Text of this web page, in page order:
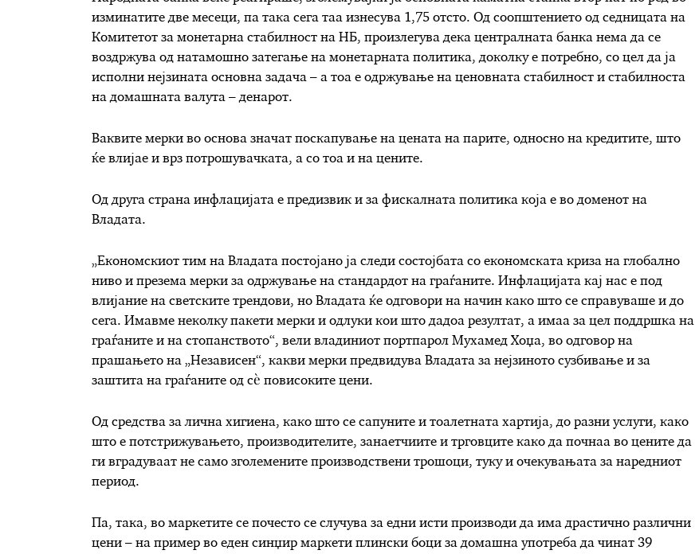
изминатите две месеци, па така сега таа изнесува 1,75 отсто. Од соопштението од седницата на
Комитетот за монетарна стабилност на НБ, произлегува дека централната банка нема да се
воздржува од натамошно затегање на монетарната политика, доколку е потребно, со цел да ја
исполни нејзината основна задача – а тоа е одржување на ценовната стабилност и стабилноста
на домашната валута – денарот.
Ваквите мерки во основа значат поскапување на цената на парите, односно на кредитите, што
ќе влијае и врз потрошувачката, а со тоа и на цените.
Од друга страна инфлацијата е предизвик и за фискалната политика која е во доменот на
Владата.
„Економскиот тим на Владата постојано ја следи состојбата со економската криза на глобално
ниво и презема мерки за одржување на стандардот на граѓаните. Инфлацијата кај нас е под
влијание на светските трендови, но Владата ќе одговори на начин како што се справуваше и до
сега. Имавме неколку пакети мерки и одлуки кои што дадоа резултат, а имаа за цел поддршка на
граѓаните и на стопанството“, вели владиниот портпарол Мухамед Хоџа, во одговор на
прашањето на „Независен“, какви мерки предвидува Владата за нејзиното сузбивање и за
заштита на граѓаните од сѐ повисоките цени.
Од средства за лична хигиена, како што се сапуните и тоалетната хартија, до разни услуги, како
што е потстрижувањето, производителите, занаетчиите и трговците како да почнаа во цените да
ги вградуваат не само зголемените производствени трошоци, туку и очекувањата за наредниот
период.
Па, така, во маркетите се почесто се случува за едни исти производи да има драстично различни
цени – на пример во еден синџир маркети плински боци за домашна употреба да чинат 39